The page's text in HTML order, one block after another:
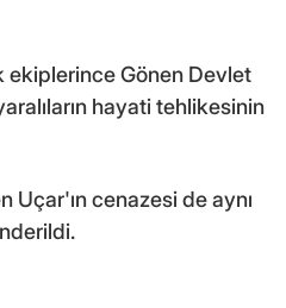
ekiplerince Gönen Devlet
hayati tehlikesinin
Uçar'ın cenazesi de aynı